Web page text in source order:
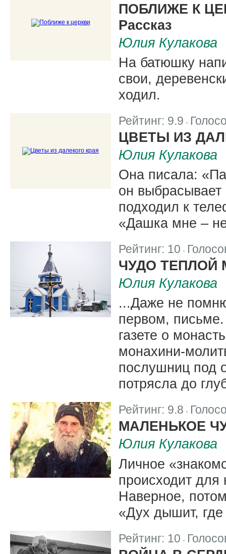
ПОБЛИЖЕ К
Рассказ
Юлия Кулакова
На батюшку
свои,
ходил.
Рейтинг: 9.9
ЦВЕТЫ ИЗ
Юлия Кулакова
Она писала:
он
подходил к
«Дашка мне –
Рейтинг: 10
ЧУДО ТЕПЛОЙ
Юлия Кулакова
...Даже не
первом, письме.
газете о
монахини-
послушниц под
потрясла до
Рейтинг: 9.8
МАЛЕНЬКОЕ
Юлия Кулакова
Личное
происходит
Наверное,
«Дух дышит, где
Рейтинг: 10 |